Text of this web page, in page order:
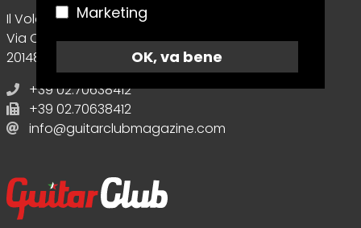
Il Volo Srl Editore
Via Collecchio, 8
20148 - Milano (MI) - Italy
+39 02.70638412
+39 02.70638412
info@guitarclubmagazine.com
Marketing
OK, va bene